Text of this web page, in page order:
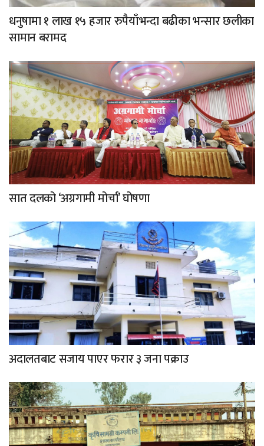
धनुषामा १ लाख १५ हजार रुपैयाँभन्दा बढीका भन्सार छलीका
सामान बरामद
सात दलको ‘अग्रगामी मोर्चा’ घोषणा
अदालतबाट सजाय पाएर फरार ३ जना पक्राउ